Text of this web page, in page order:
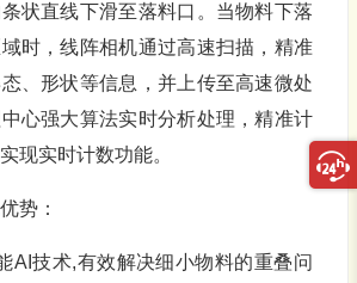
状直线下滑至落料口。当物料下落
时，线阵相机通过高速扫描，精准
、形状等信息，并上传至高速微处
心强大算法实时分析处理，精准计
现实时计数功能。
优势：
AI技术,有效解决细小物料的重叠问